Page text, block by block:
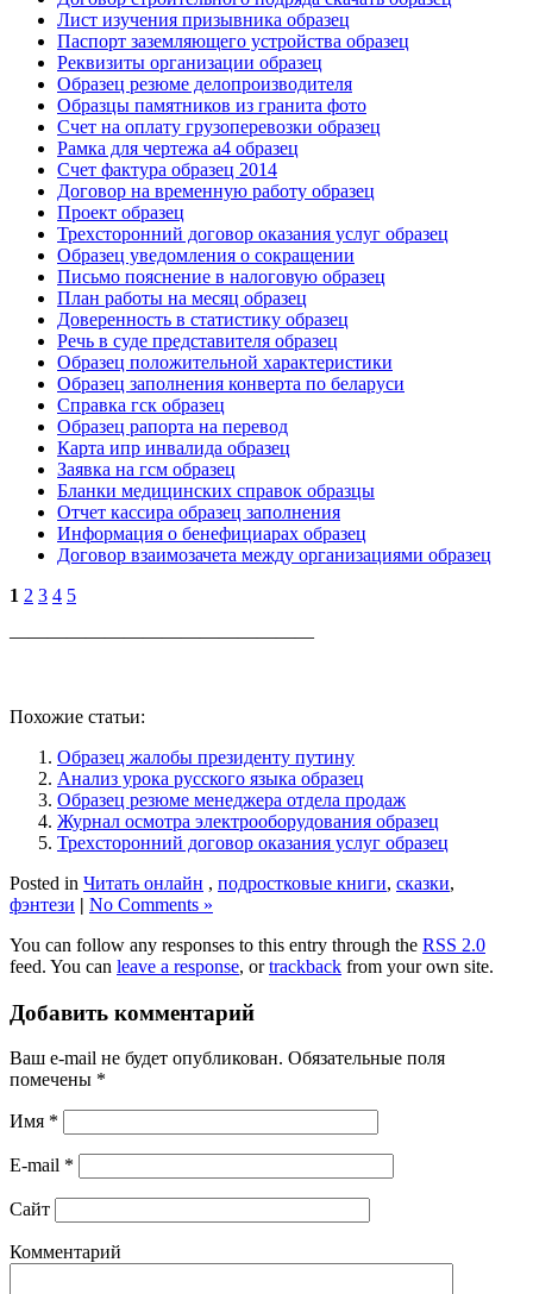
Лист изучения призывника образец
Паспорт заземляющего устройства образец
Реквизиты организации образец
Образец резюме делопроизводителя
Образцы памятников из гранита фото
Счет на оплату грузоперевозки образец
Рамка для чертежа а4 образец
Счет фактура образец 2014
Договор на временную работу образец
Проект образец
Трехсторонний договор оказания услуг образец
Образец уведомления о сокращении
Письмо пояснение в налоговую образец
План работы на месяц образец
Доверенность в статистику образец
Речь в суде представителя образец
Образец положительной характеристики
Образец заполнения конверта по беларуси
Справка гск образец
Образец рапорта на перевод
Карта ипр инвалида образец
Заявка на гсм образец
Бланки медицинских справок образцы
Отчет кассира образец заполнения
Информация о бенефициарах образец
Договор взаимозачета между организациями образец
1 2 3 4 5
————————————————
Похожие статьи:
Образец жалобы президенту путину
Анализ урока русского языка образец
Образец резюме менеджера отдела продаж
Журнал осмотра электрооборудования образец
Трехсторонний договор оказания услуг образец
Posted in Читать онлайн , подростковые книги, сказки,
фэнтези | No Comments »
You can follow any responses to this entry through the RSS 2.0
feed. You can leave a response, ortrackback from your own site.
Добавить комментарий
Ваш e-mail не будет опубликован. Обязательные поля
помечены *
Имя *
E-mail *
Сайт
Комментарий